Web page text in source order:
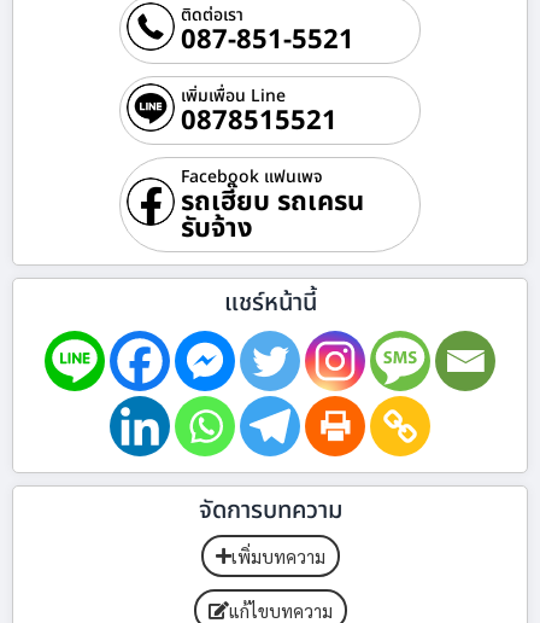
ติดต่อเรา
087-851-5521
เพิ่มเพื่อน Line
0878515521
Facebook แฟนเพจ
รถเฮี๊ยบ รถเครน
รับจ้าง
แชร์หน้านี้
จัดการบทความ
เพิ่มบทความ
แก้ไขบทความ